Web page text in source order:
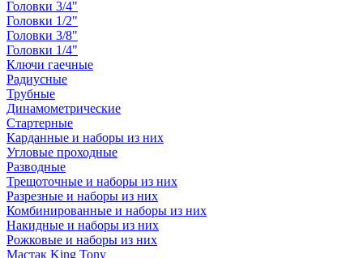
Головки 3/4"
Головки 1/2"
Головки 3/8"
Головки 1/4"
Ключи гаечные
Радиусные
Трубные
Динамометрические
Стартерные
Карданные и наборы из них
Угловые проходные
Разводные
Трещоточные и наборы из них
Разрезные и наборы из них
Комбинированные и наборы из них
Накидные и наборы из них
Рожковые и наборы из них
Мастак King Tony